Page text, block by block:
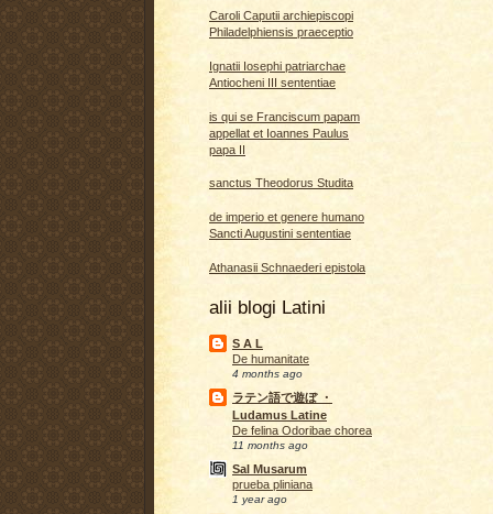
Caroli Caputii archiepiscopi
Philadelphiensis praeceptio
Ignatii Iosephi patriarchae
Antiocheni III sententiae
is qui se Franciscum papam
appellat et Ioannes Paulus
papa II
sanctus Theodorus Studita
de imperio et genere humano
Sancti Augustini sententiae
Athanasii Schnaederi epistola
alii blogi Latini
S A L
De humanitate
4 months ago
ラテン語で遊ぼ ・
Ludamus Latine
De felina Odoribae chorea
11 months ago
Sal Musarum
prueba pliniana
1 year ago